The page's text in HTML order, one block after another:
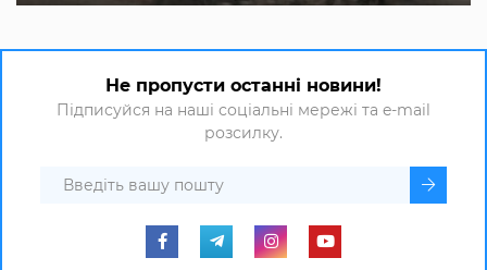
Не пропусти останні новини!
Підписуйся на наші соціальні мережі та e-mail
розсилку.